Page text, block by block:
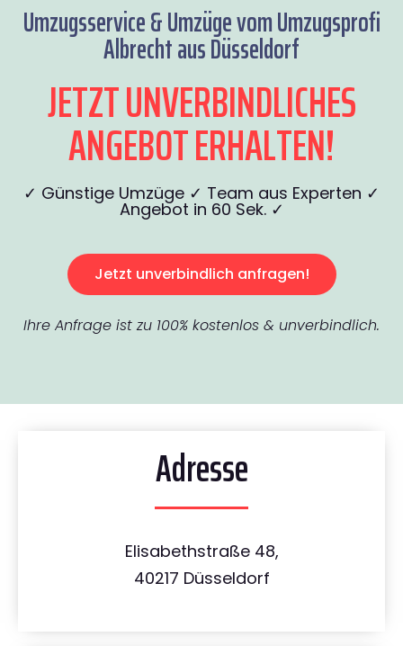
Umzugsservice & Umzüge vom Umzugsprofi
Albrecht aus Düsseldorf
JETZT UNVERBINDLICHES
ANGEBOT ERHALTEN!
✓ Günstige Umzüge ✓ Team aus Experten ✓
Angebot in 60 Sek. ✓
Jetzt unverbindlich anfragen!
Ihre Anfrage ist zu 100% kostenlos & unverbindlich.
Adresse
Elisabethstraße 48,
40217 Düsseldorf